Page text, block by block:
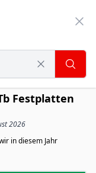
Festplatten
2026
in diesem Jahr